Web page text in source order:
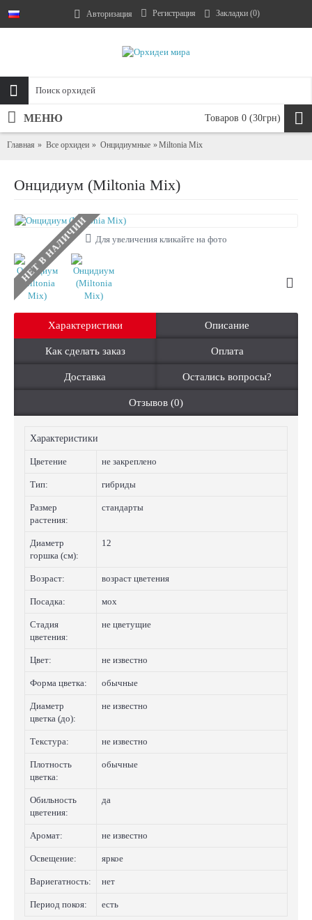
Авторизация Регистрация Закладки (0)
Товаров 0 (30грн)
МЕНЮ
Главная Все орхидеи Онцидиумные Miltonia Mix
Онцидиум (Miltonia Mix)
НЕТ В НАЛИЧИИ Для увеличения кликайте на фото
Характеристики Описание
Как сделать заказ Оплата
Доставка Остались вопросы?
Отзывов (0)
Характеристики
Цветение не закреплено
Тип: гибриды
Размер
растения:
стандарты
Диаметр
горшка (см):
12
Возраст: возраст цветения
Посадка: мох
Стадия
цветения:
не цветущие
Цвет: не известно
Форма цветка: обычные
Диаметр
цветка (до):
не известно
Текстура: не известно
Плотность
цветка:
обычные
Обильность
цветения:
да
Аромат: не известно
Освещение: яркое
Вариегатность: нет
Период покоя: есть